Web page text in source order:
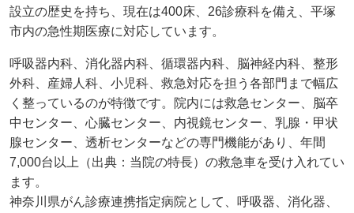
設立の歴史を持ち、現在は400床、26診療科を備え、平塚
市内の急性期医療に対応しています。
呼吸器内科、消化器内科、循環器内科、脳神経内科、整形
外科、産婦人科、小児科、救急対応を担う各部門まで幅広
く整っているのが特徴です。院内には救急センター、脳卒
中センター、心臓センター、内視鏡センター、乳腺・甲状
腺センター、透析センターなどの専門機能があり、年間
7,000台以上（出典：当院の特長）の救急車を受け入れてい
ます。
神奈川県がん診療連携指定病院として、呼吸器、消化器、